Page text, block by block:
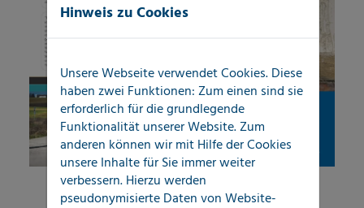
Hinweis zu Cookies
Unsere Webseite verwendet Cookies. Diese
haben zwei Funktionen: Zum einen sind sie
erforderlich für die grundlegende
Funktionalität unserer Website. Zum
anderen können wir mit Hilfe der Cookies
unsere Inhalte für Sie immer weiter
verbessern. Hierzu werden
pseudonymisierte Daten von Website-